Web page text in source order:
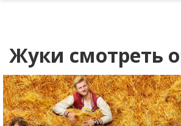
Жуки смотреть